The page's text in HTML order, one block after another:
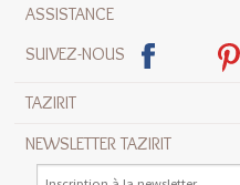
ASSISTANCE
SUIVEZ-NOUS
TAZIRIT
NEWSLETTER TAZIRIT